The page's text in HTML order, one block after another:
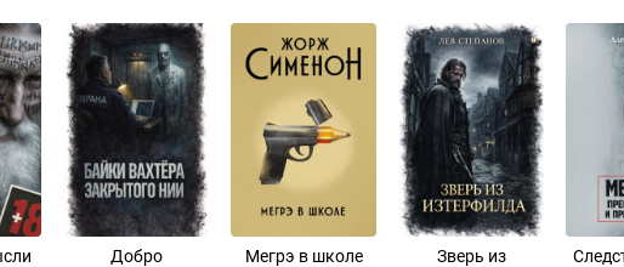
Добро
Мегрэ в школе
Зверь из